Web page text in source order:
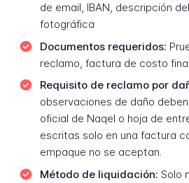
de email, IBAN, descripción
fotográfica
Documentos requeridos:
reclamo, factura de costo
Requisito de reclamo por
observaciones de daño
oficial de Naqel o hoja de
escritas solo en una factura
empaque no se aceptan.
Método de liquidación: Solo